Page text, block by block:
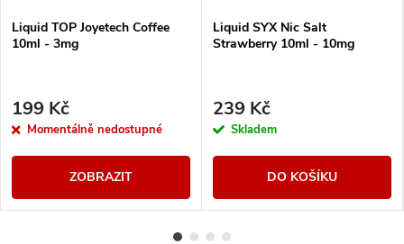
Liquid TOP Joyetech Coffee
10ml - 3mg
199 Kč
Momentálně nedostupné
ZOBRAZIT
Liquid SYX Nic Salt
Strawberry 10ml - 10mg
239 Kč
Skladem
DO KOŠÍKU